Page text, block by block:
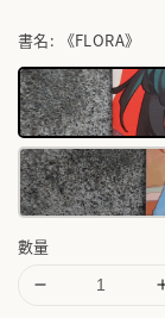
書名: 《FLORA》
數量